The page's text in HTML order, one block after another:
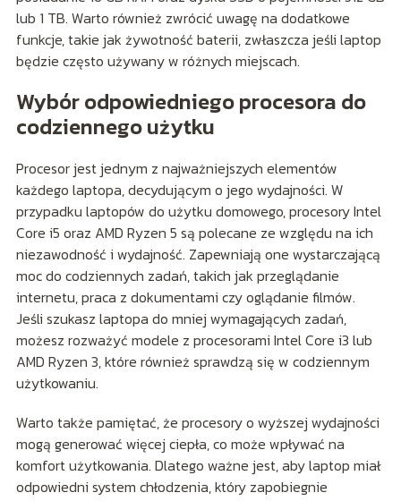
lub 1 TB. Warto również zwrócić uwagę na dodatkowe
funkcje, takie jak żywotność baterii, zwłaszcza jeśli laptop
będzie często używany w różnych miejscach.
Wybór odpowiedniego procesora do
codziennego użytku
Procesor jest jednym z najważniejszych elementów
każdego laptopa, decydującym o jego wydajności. W
przypadku laptopów do użytku domowego, procesory Intel
Core i5 oraz AMD Ryzen 5 są polecane ze względu na ich
niezawodność i wydajność. Zapewniają one wystarczającą
moc do codziennych zadań, takich jak przeglądanie
internetu, praca z dokumentami czy oglądanie filmów.
Jeśli szukasz laptopa do mniej wymagających zadań,
możesz rozważyć modele z procesorami Intel Core i3 lub
AMD Ryzen 3, które również sprawdzą się w codziennym
użytkowaniu.
Warto także pamiętać, że procesory o wyższej wydajności
mogą generować więcej ciepła, co może wpływać na
komfort użytkowania. Dlatego ważne jest, aby laptop miał
odpowiedni system chłodzenia, który zapobiegnie